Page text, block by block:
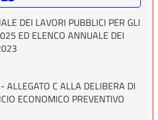
DEI LAVORI PUBBLICI PER GLI
ED ELENCO ANNUALE DEI
ALLEGATO C ALLA DELIBERA DI
ECONOMICO PREVENTIVO